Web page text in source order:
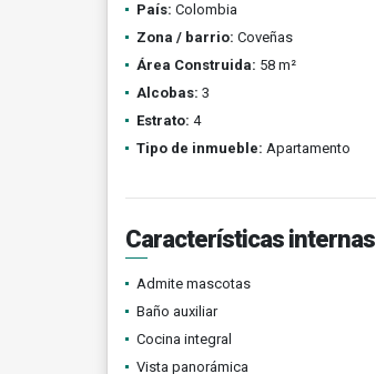
País: Colombia
Zona / barrio: Coveñas
Área Construida: 58 m²
Alcobas: 3
Estrato: 4
Tipo de inmueble: Apartamento
Características internas
Admite mascotas
Baño auxiliar
Cocina integral
Vista panorámica